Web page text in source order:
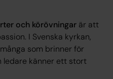
och körövningar är att
I Svenska kyrkan,
som brinner för
ledare känner ett stort